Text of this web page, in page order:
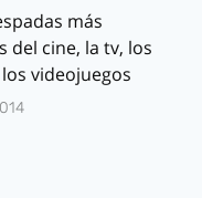
más
del cine, la tv, los
videojuegos